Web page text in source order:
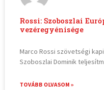
Rossi: Szoboszlai
vezéregyénisége
Marco Rossi szövetségi
Szoboszlai Dominik
TOVÁBB OLVASOM »